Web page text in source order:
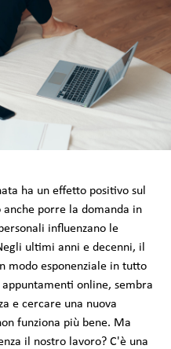
ha un effetto positivo sul
anche porre la domanda in
influenzano le
ultimi anni e decenni, il
modo esponenziale in tutto
online, sembra
e cercare una nuova
funziona più bene. Ma
il nostro lavoro? C'è una